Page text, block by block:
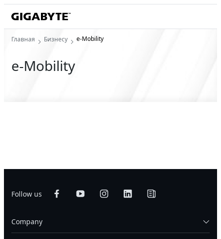
Главная Бизнесу e-Mobility
e-Mobility
Follow us
Company